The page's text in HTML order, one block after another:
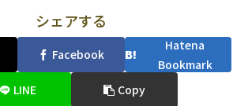
シェアする
Facebook
Hatena
Bookmark
LINE
Copy